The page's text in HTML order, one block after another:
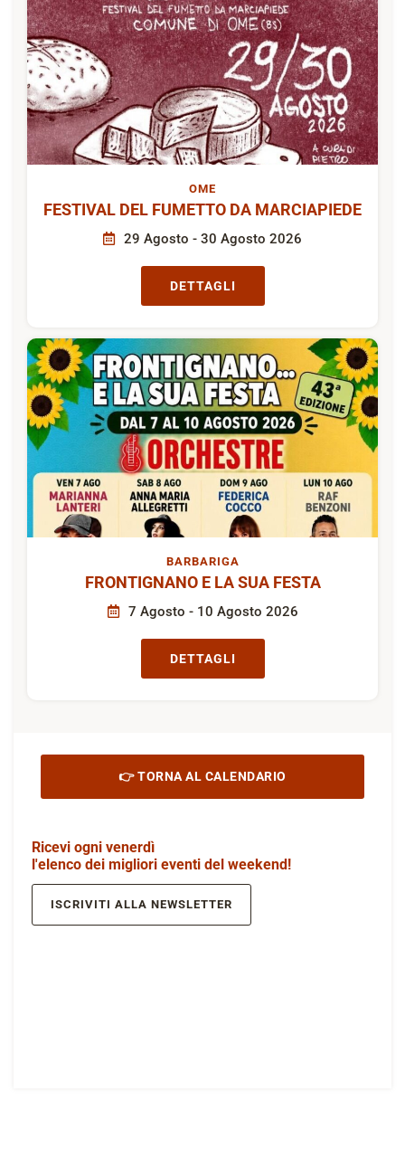
OME
FESTIVAL DEL FUMETTO DA MARCIAPIEDE
29 Agosto - 30 Agosto 2026
DETTAGLI
BARBARIGA
FRONTIGNANO E LA SUA FESTA
7 Agosto - 10 Agosto 2026
DETTAGLI
👉 TORNA AL CALENDARIO
Ricevi ogni venerdì
l'elenco dei migliori eventi del weekend!
ISCRIVITI ALLA NEWSLETTER